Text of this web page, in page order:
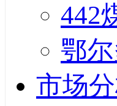
442
鄂
市场